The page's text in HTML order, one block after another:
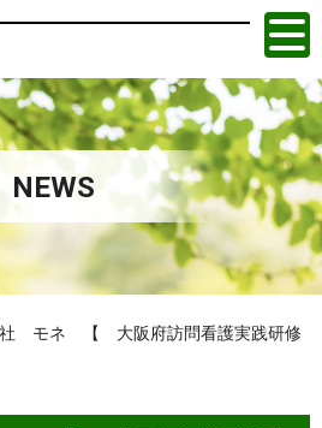
NEWS
社 モネ 【 大阪府訪問看護実践研修